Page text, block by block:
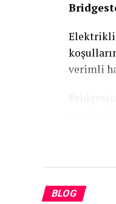
Elektrikli
verimli
sayede
de en
BLOG